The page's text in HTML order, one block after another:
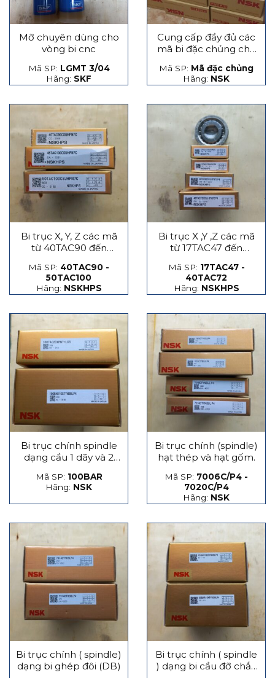
Mỡ chuyên dùng cho
vòng bi cnc
Mã SP: LGMT 3/04
Hãng: SKF
Cung cấp đầy đủ các
mã bi đặc chủng cho
Mã SP: Mã đặc chủng
Hãng: NSK
Bi trục X, Y, Z các mã
từ 40TAC90 đến
Mã SP: 40TAC90 -
50TAC100
Hãng: NSKHPS
Bi trục X ,Y ,Z các mã
từ 17TAC47 đến
Mã SP: 17TAC47 -
40TAC72
Hãng: NSKHPS
Bi trục chính spindle
dạng cầu 1 dãy và 2
Mã SP: 100BAR
Hãng: NSK
Bi trục chính (spindle)
hạt thép và hạt gốm.
Mã SP: 7006C/P4 -
7020C/P4
Hãng: NSK
Bi trục chính ( spindle)
dạng bi ghép đôi (DB)
Bi trục chính ( spindle
) dạng bi cầu đỡ chắn